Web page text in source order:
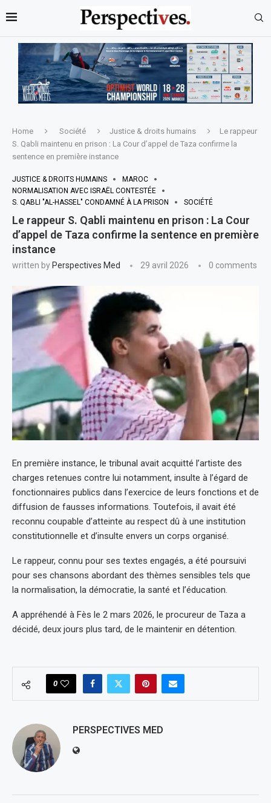
Home Société Justice & droits humains
Le rappeur
S. Qabli maintenu en prison : La Cour d’appel de Taza confirme la
sentence en première instance
JUSTICE & DROITS HUMAINS
MAROC
NORMALISATION AVEC ISRAËL CONTESTÉE
S. QABLI "AL-HASSEL" CONDAMNÉ À LA PRISON
SOCIÉTÉ
Le rappeur S. Qabli maintenu en prison : La Cour
d’appel de Taza confirme la sentence en première
instance
written by Perspectives Med 29 avril 2026 0 comments
En première instance, le tribunal avait acquitté l’artiste des
charges retenues contre lui notamment, insulte à l’égard de
fonctionnaires publics dans l’exercice de leurs fonctions et de
diffusion de fausses informations. Toutefois, il avait été
reconnu coupable d’atteinte au respect dû à une institution
constitutionnelle et d’insulte envers un corps organisé.
Le rappeur, connu pour ses textes engagés, a été poursuivi
pour ses chansons abordant des thèmes sensibles tels que
la normalisation, la démocratie, la santé et l’éducation.
A appréhendé à Fès le 2 mars 2026, le procureur de Taza a
décidé, deux jours plus tard, de le maintenir en détention.
0
PERSPECTIVES MED